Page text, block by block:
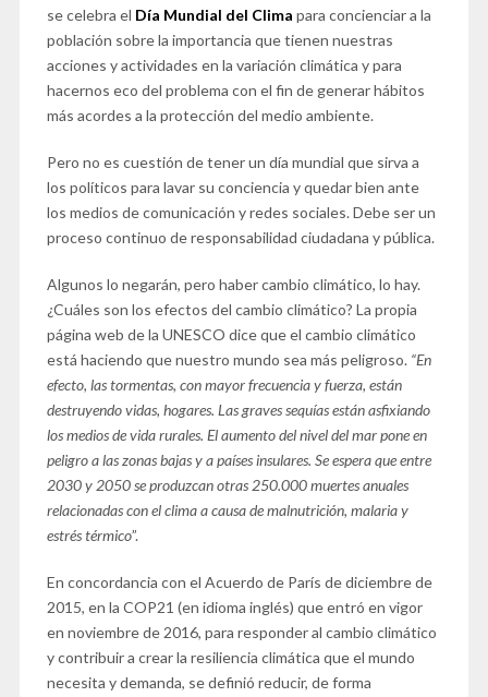
se celebra el Día Mundial del Clima para concienciar a la
población sobre la importancia que tienen nuestras
acciones y actividades en la variación climática y para
hacernos eco del problema con el fin de generar hábitos
más acordes a la protección del medio ambiente.
Pero no es cuestión de tener un día mundial que sirva a
los políticos para lavar su conciencia y quedar bien ante
los medios de comunicación y redes sociales. Debe ser un
proceso continuo de responsabilidad ciudadana y pública.
Algunos lo negarán, pero haber cambio climático, lo hay.
¿Cuáles son los efectos del cambio climático? La propia
página web de la UNESCO dice que el cambio climático
está haciendo que nuestro mundo sea más peligroso. “En
efecto, las tormentas, con mayor frecuencia y fuerza, están
destruyendo vidas, hogares. Las graves sequías están asfixiando
los medios de vida rurales. El aumento del nivel del mar pone en
peligro a las zonas bajas y a países insulares. Se espera que entre
2030 y 2050 se produzcan otras 250.000 muertes anuales
relacionadas con el clima a causa de malnutrición, malaria y
estrés térmico”.
En concordancia con el Acuerdo de París de diciembre de
2015, en la COP21 (en idioma inglés) que entró en vigor
en noviembre de 2016, para responder al cambio climático
y contribuir a crear la resiliencia climática que el mundo
necesita y demanda, se definió reducir, de forma